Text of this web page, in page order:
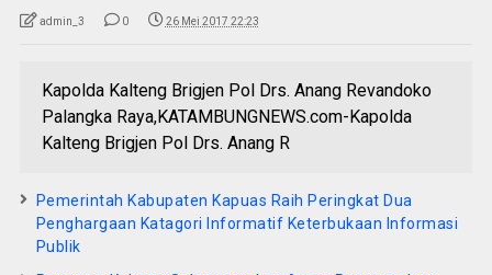
admin_3 0 26 Mei 2017 22:23
Kapolda Kalteng Brigjen Pol Drs. Anang Revandoko
Palangka Raya,KATAMBUNGNEWS.com-Kapolda
Kalteng Brigjen Pol Drs. Anang R
Pemerintah Kabupaten Kapuas Raih Peringkat Dua
Penghargaan Katagori Informatif Keterbukaan Informasi
Publik